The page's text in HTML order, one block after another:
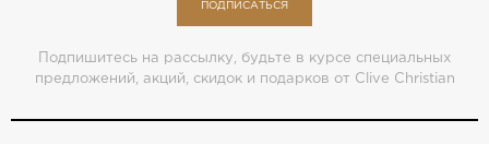
ПОДПИСАТЬСЯ
Подпишитесь на рассылку, будьте в курсе специальных
предложений, акций, скидок и подарков от Clive Christian